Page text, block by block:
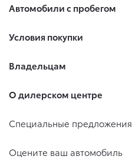
Автомобили с пробегом
Условия покупки
Владельцам
О дилерском центре
Специальные предложения
Оцените ваш автомобиль